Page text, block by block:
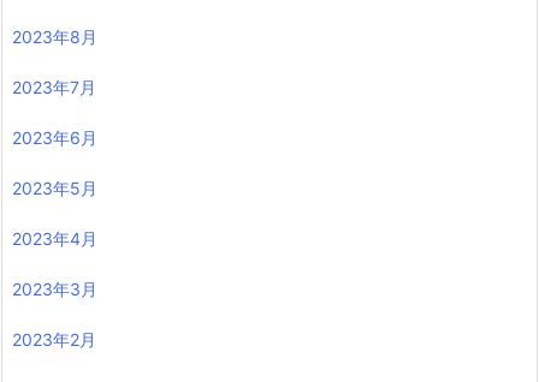
2023年8月
2023年7月
2023年6月
2023年5月
2023年4月
2023年3月
2023年2月